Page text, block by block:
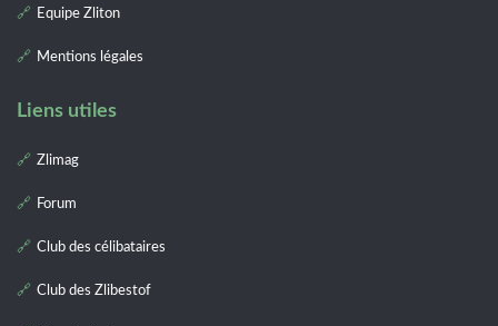
Equipe Zliton
Mentions légales
Liens utiles
Zlimag
Forum
Club des célibataires
Club des Zlibestof